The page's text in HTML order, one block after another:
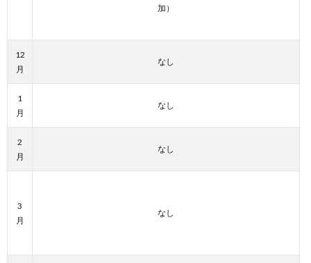
加）
12
月
なし
1
月
なし
2
月
なし
3
月
なし